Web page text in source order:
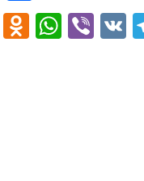
Отправить